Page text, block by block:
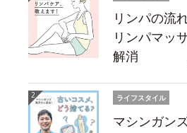
リンパの流
リンパマッ
解消
ライフスタイル
マシンガン